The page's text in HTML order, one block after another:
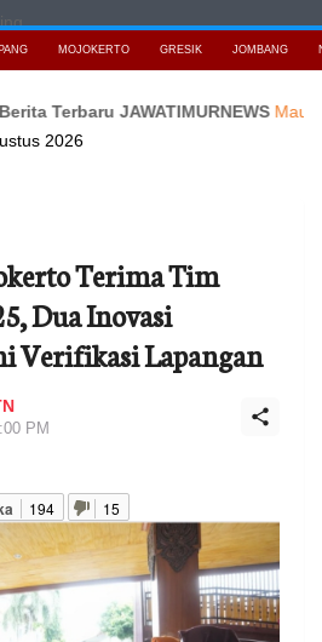
MOJOKERTO GRESIK JOMBANG
JAWATIMURNEWS Maujual
2026
Terima Tim
Dua Inovasi
Verifikasi Lapangan
PM
194 15